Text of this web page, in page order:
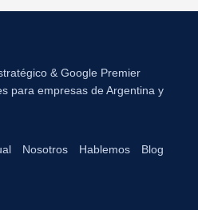
& Google Premier
para empresas de Argentina y
Nosotros Hablemos Blog